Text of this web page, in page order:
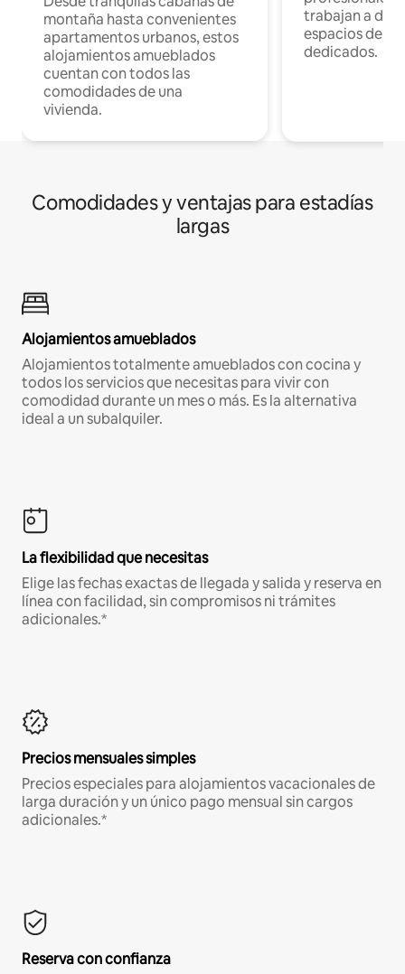
montaña hasta convenientes
apartamentos urbanos, estos
alojamientos amueblados
cuentan con todos las
comodidades de una
vivienda.
trabajan a
espacios de
dedicados.
Comodidades y ventajas para estadías
largas
Alojamientos amueblados
Alojamientos totalmente amueblados con cocina y
todos los servicios que necesitas para vivir con
comodidad durante un mes o más. Es la alternativa
ideal a un subalquiler.
La flexibilidad que necesitas
Elige las fechas exactas de llegada y salida y reserva en
línea con facilidad, sin compromisos ni trámites
adicionales.*
Precios mensuales simples
Precios especiales para alojamientos vacacionales de
larga duración y un único pago mensual sin cargos
adicionales.*
Reserva con confianza